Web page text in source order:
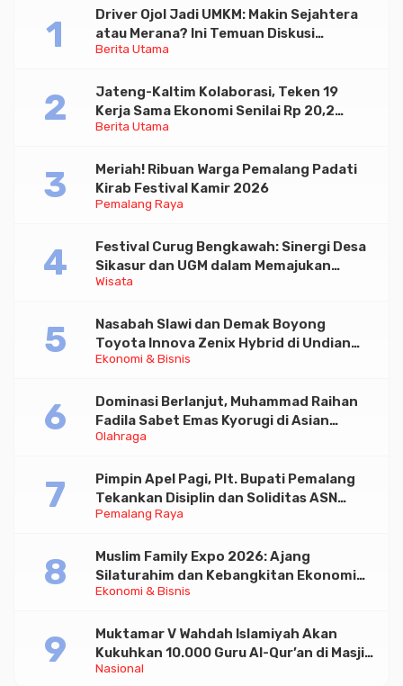
Berita Utama
Driver Ojol Jadi UMKM: Makin Sejahtera
atau Merana? Ini Temuan Diskusi
Paramadina
Berita Utama
Jateng-Kaltim Kolaborasi, Teken 19
Kerja Sama Ekonomi Senilai Rp 20,2
Triliun
Pemalang Raya
Meriah! Ribuan Warga Pemalang Padati
Kirab Festival Kamir 2026
Wisata
Festival Curug Bengkawah: Sinergi Desa
Sikasur dan UGM dalam Memajukan
Wisata serta UMKM Lokal
Ekonomi & Bisnis
Nasabah Slawi dan Demak Boyong
Toyota Innova Zenix Hybrid di Undian
Tabungan Bima Bank Jateng
Olahraga
Dominasi Berlanjut, Muhammad Raihan
Fadila Sabet Emas Kyorugi di Asian
Taekwondo Indonesia Open 2026
Pemalang Raya
Pimpin Apel Pagi, Plt. Bupati Pemalang
Tekankan Disiplin dan Soliditas ASN
untuk Pelayanan Publik
Ekonomi & Bisnis
Muslim Family Expo 2026: Ajang
Silaturahim dan Kebangkitan Ekonomi
Halal di Jakarta
Nasional
Muktamar V Wahdah Islamiyah Akan
Kukuhkan 10.000 Guru Al-Qur’an di Masjid
Istiqlal